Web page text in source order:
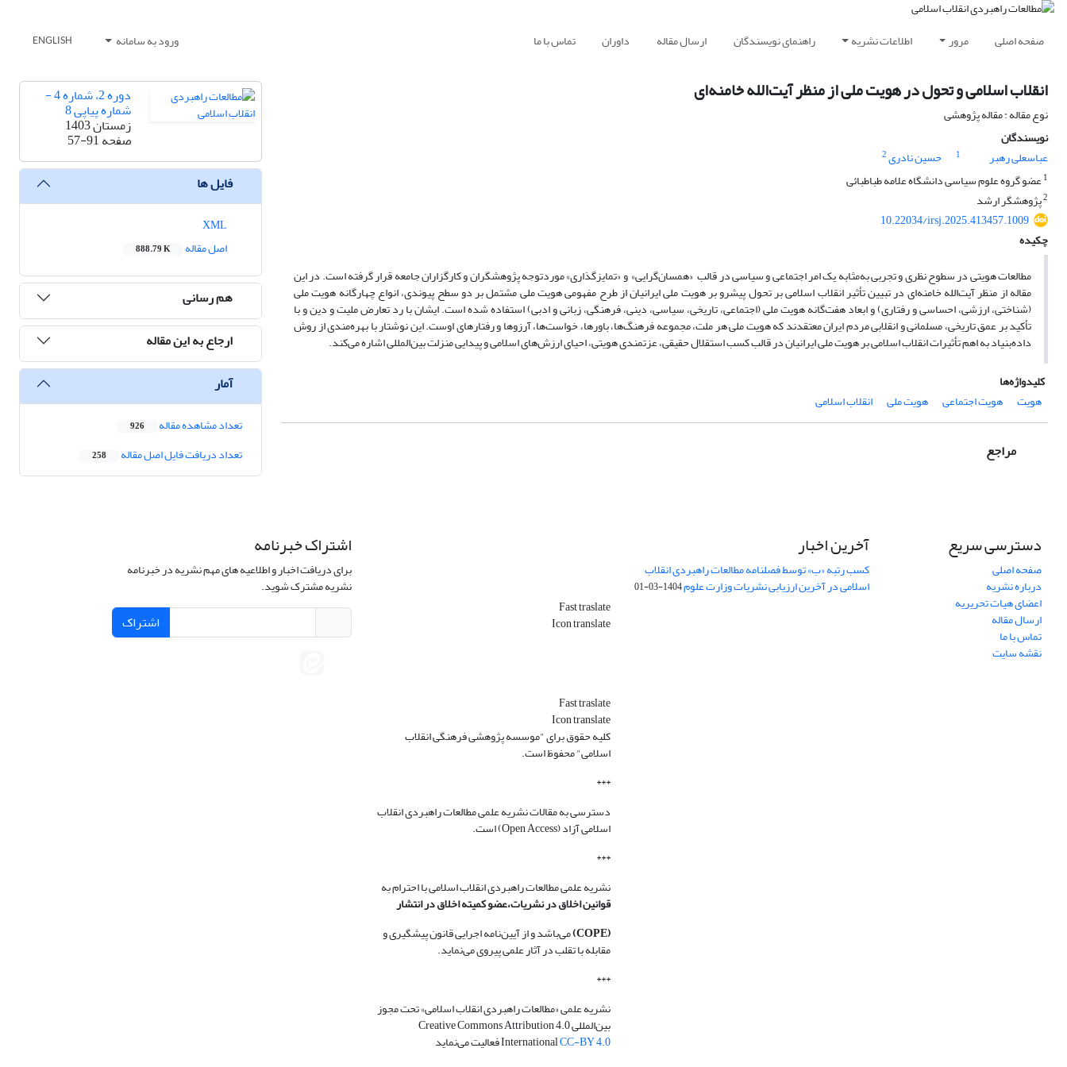
صفحه اصلی مرور اطلاعات نشریه راهنمای نویسندگان ارسال مقاله داوران تماس با ما ورود به سامانه ENGLISH
انقلاب اسلامی و تحول در هویت ملی از منظر آیت‌الله خامنه‌ای
نوع مقاله : مقاله پژوهشی
نویسندگان
عباسعلی رهبر
1 حسین نادری2
1عضو گروه علوم سیاسی دانشگاه علامه طباطبائی
2پژوهشگر ارشد
10.22034/irsj.2025.413457.1009
چکیده
مطالعات هویتی در سطوح نظری و تجربی به‌مثابه یک امر اجتماعی و سیاسی در قالب «همسان‌گرایی» و «تمایز‌گذاری» موردتوجه پژوهشگران و کارگزاران جامعه قرار گرفته است. در این
مقاله از منظر آیت‌الله خامنه‌ای در تبیین تأثیر انقلاب اسلامی بر تحول پیشرو بر هویت ملی ایرانیان از طرح مفهومی هویت ملی مشتمل بر دو سطح پیوندی، انواع چهارگانه هویت ملی
(شناختی، ارزشی، احساسی و رفتاری) و ابعاد هفت‌گانه هویت ملی (اجتماعی، تاریخی، سیاسی، دینی، فرهنگی، زبانی و ادبی) استفاده شده است. ایشان با رد تعارض ملیت و دین و با
تأکید بر عمق تاریخی، مسلمانی و انقلابی مردم ایران معتقدند که هویت ملی هر ملت، مجموعه فرهنگ‌ها، باورها، خواست‌ها، آرزوها و رفتارهای اوست. این نوشتار با بهره‌مندی از روش
داده‌بنیاد به اهم تأثیرات انقلاب اسلامی بر هویت ملی ایرانیان در قالب کسب استقلال حقیقی، عزتمندی هویتی، احیای ارزش‌های اسلامی و پیدایی منزلت بین‌المللی اشاره می‌کند.
کلیدواژه‌ها
هویت
هویت اجتماعی هویت ملی انقلاب اسلامی
مراجع
دوره 2، شماره 4 -
شماره پیاپی 8
زمستان 1403
صفحه57-91
فایل ها
اصل مقاله
888.79 K
هم رسانی
ارجاع به این مقاله
آمار
تعداد مشاهده مقاله 926
تعداد دریافت فایل اصل مقاله 258
دسترسی سریع
صفحه اصلی
درباره نشریه
اعضای هیات تحریریه
ارسال مقاله
تماس با ما
نقشه سایت
آخرین اخبار
کسب رتبه «ب» توسط فصلنامه مطالعات راهبردی انقلاب
اسلامی در آخرین ارزیابی نشریات وزارت علوم1404-03-01
Fast traslate
Icon translate
Fast traslate
Icon translate
کلیه حقوق برای "موسسه پژوهشی فرهنگی انقلاب
اسلامی" محفوظ است.
***
دسترسی به مقالات نشریه علمی مطالعات راهبردی انقلاب
اسلامی آزاد (Open Access) است.
***
نشریه علمی مطالعات راهبردی انقلاب اسلامی با احترام به
قوانین اخلاق در نشریات،عضو کمیته اخلاق در انتشار
(COPE)
می‌باشد و از آیین‌نامه اجرایی قانون پیشگیری و
مقابله با تقلب در آثار علمی پیروی می‌نماید.
***
نشریه علمی «مطالعات راهبردی انقلاب اسلامی» تحت مجوز
بین‌المللی Creative Commons Attribution 4.0
InternationalCC-BY 4.0 فعالیت می‌نماید
اشتراک خبرنامه
برای دریافت اخبار و اطلاعیه های مهم نشریه در خبرنامه
نشریه مشترک شوید.
اشتراک